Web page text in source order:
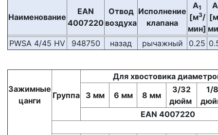
Наименование
EAN
4007220
Отвод
воздуха
Исполнение
клапана
A1
[м3/
мин]
A
[м
PWSA 4/45 HV
948750 назад рычажный 0.25
Зажимные
цанги
Группа
Для хвостовика
3 мм
6 мм 8 мм
3/32
дюйм
1/8
EAN 4007220